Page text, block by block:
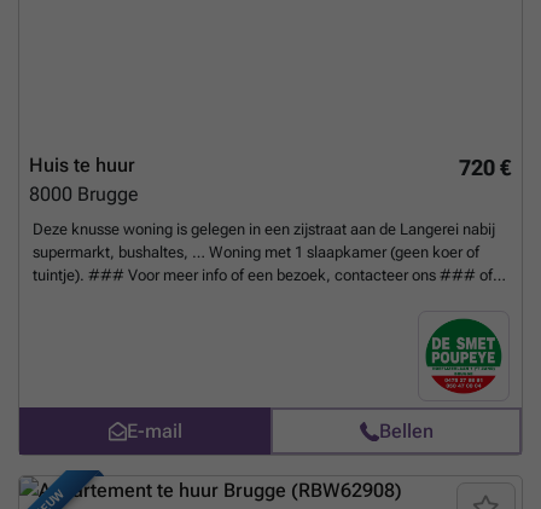
720 €
Huis te huur
8000 Brugge
Deze knusse woning is gelegen in een zijstraat aan de Langerei nabij
supermarkt, bushaltes, … Woning met 1 slaapkamer (geen koer of
tuintje). ### Voor meer info of een bezoek, contacteer ons ### of
gelijkvloers : - inkom / living (tegels) : 3.70 x 3.50 met gaskachel -
recente ing. keuken : dampkap, elektrische kookplaat, oven en frigo)
1e verdieping : - slaapkamer (tapijt) 5.60 x 3.50 - badkamer : lavabo,
douche en toilet GEEN KOER of TUINTJE. *alles is recent geschilderd!
*totaal bruikbare vloeroppervlakte 43 m²Meer weten?
E-mail Bellen